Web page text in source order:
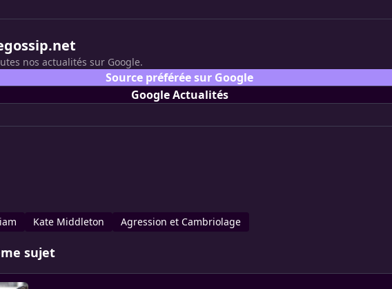
nos actualités sur Google.
Source préférée sur Google
Google Actualités
Kate Middleton Agression et Cambriolage
sujet